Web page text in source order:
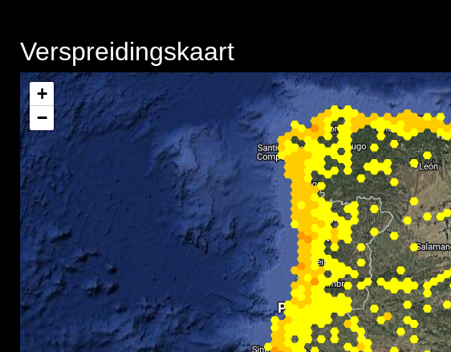
Verspreidingskaart
+
−